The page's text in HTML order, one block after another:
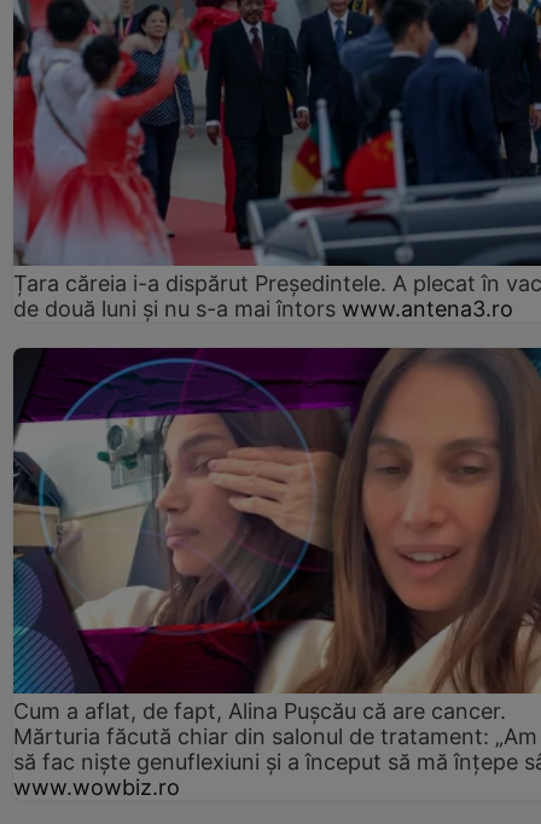
Țara căreia i-a dispărut Președintele. A plecat în
de două luni și nu s-a mai întors www.antena3.ro
Cum a aflat, de fapt, Alina Pușcău că are cancer.
Mărturia făcută chiar din salonul de tratament:
să fac niște genuflexiuni și a început să mă înțepe
www.wowbiz.ro